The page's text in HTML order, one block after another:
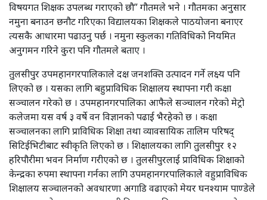
विषयगत शिक्षक उपलब्ध गराएको छौ” गौतमले भने । गौतमका अनुसार
नमुना बनाउन छनौट गरिएका विद्यालयका शिक्षकले पाठयोजना बनाएर
त्यसकै आधारमा पढाउनु पर्छ । नमुना स्कुलका गतिविधिको नियमित
अनुगमन गरिने कुरा पनि गौतमले बताए ।
तुलसीपुर उपमहानगरपालिकाले दक्ष जनशक्ति उत्पादन गर्ने लक्ष्य पनि
लिएको छ । यसका लागि बहुप्राविधिक शिक्षालय स्थापना गरी कक्षा
सञ्चालन गरेको छ । उपमहानगरपालिका आफैले सञ्चालन गरेको मेट्रो
कलेजमा यस वर्ष ३ वर्षे वन विज्ञानको पढाई भैरहेको छ । कक्षा
सञ्चालनका लागि प्राविधिक शिक्षा तथा व्यावसायिक तालिम परिषद्
सिटिईभिटीबाट स्वीकृति लिएको छ । शिक्षालयका लागि तुलसीपुर १२
हरिपौरीमा भवन निर्माण गरीएको छ । तुलसीपुरलाई प्राविधिक शिक्षाको
केन्द्रका रुपमा स्थापना गर्नका लागि उपमहानगरपालिकाले वहुप्राविधिक
शिक्षालय सञ्चालनको अवधारणा अगाडि वढाएको मेयर घनश्याम पाण्डेले